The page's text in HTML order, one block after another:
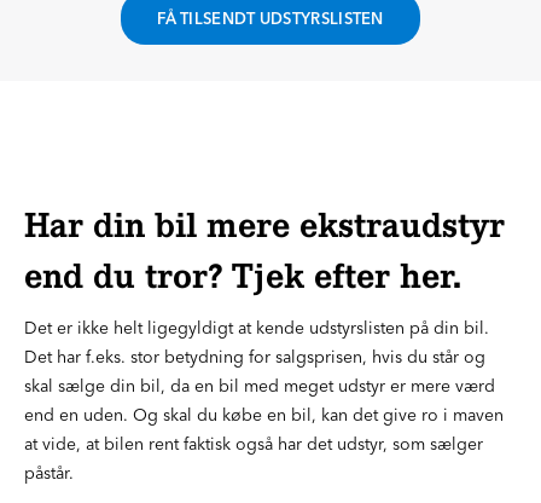
FÅ TILSENDT UDSTYRSLISTEN
Har din bil mere ekstraudstyr
end du tror? Tjek efter her.
Det er ikke helt ligegyldigt at kende udstyrslisten på din bil.
Det har f.eks. stor betydning for salgsprisen, hvis du står og
skal sælge din bil, da en bil med meget udstyr er mere værd
end en uden. Og skal du købe en bil, kan det give ro i maven
at vide, at bilen rent faktisk også har det udstyr, som sælger
påstår.